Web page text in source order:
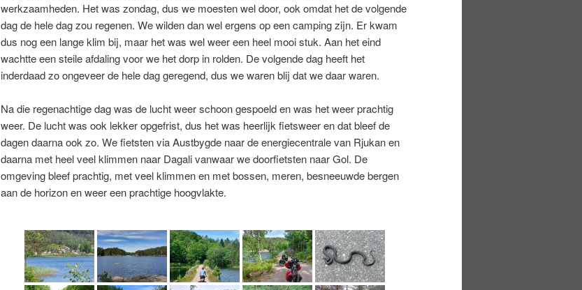
werkzaamheden. Het was zondag, dus we moesten wel door, ook omdat het de volgende
dag de hele dag zou regenen. We wilden dan wel ergens op een camping zijn. Er kwam
dus nog een lange klim bij, maar het was wel weer een heel mooi stuk. Aan het eind
wachtte een steile afdaling voor we het dorp in rolden. De volgende dag heeft het
inderdaad zo ongeveer de hele dag geregend, dus we waren blij dat we daar waren.
Na die regenachtige dag was de lucht weer schoon gespoeld en was het weer prachtig
weer. De lucht was ook lekker opgefrist, dus het was heerlijk fietsweer en dat bleef de
dagen daarna ook zo. We fietsten via Austbygde naar de energiecentrale van Rjukan en
daarna met heel veel klimmen naar Dagali vanwaar we doorfietsten naar Gol. De
omgeving bleef prachtig, met veel klimmen en met bossen, meren, besneeuwde bergen
aan de horizon en weer een prachtige hoogvlakte.